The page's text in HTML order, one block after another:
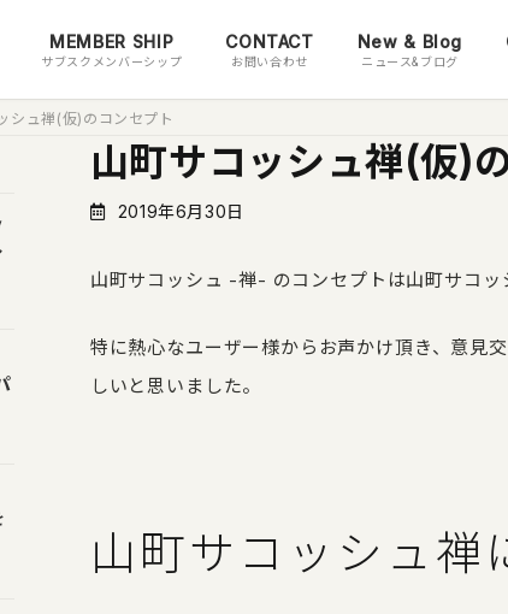
MEMBER SHIP
サブスクメンバーシップ
CONTACT
お問い合わせ
New & Blog
ニュース&ブログ
シュ禅(仮)のコンセプト
山町サコッシュ禅(仮)
2019年6月30日
山町サコッシュ -禅- のコンセプトは山町サコッ
特に熱心なユーザー様からお声かけ頂き、意見
しいと思いました。
山町サコッシュ禅